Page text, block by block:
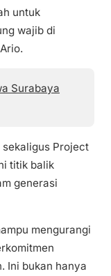
untuk
wajib di
Surabaya
sekaligus Project
titik balik
generasi
mengurangi
Ini bukan hanya